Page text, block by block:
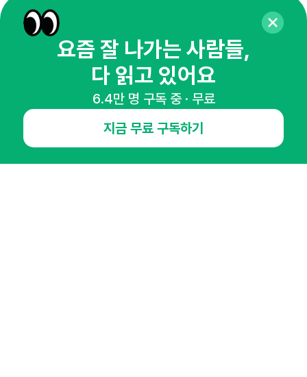
매주 화요일 아침,
마케팅 감각을 깨워 드릴게요!
65,043명의 마케터를 성장시키는 뉴스레터
요즘 잘 나가는 사람들,
다 읽고 있어요
6.4만 명 구독 중 · 무료
지금 무료 구독하기